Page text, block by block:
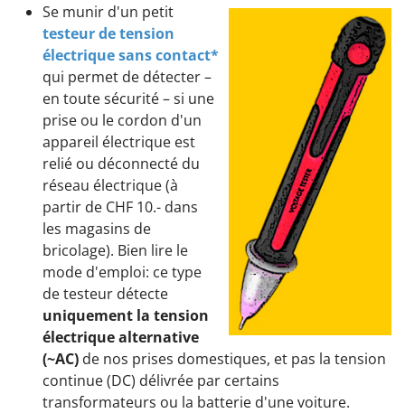
Se munir d'un petit
testeur de tension
électrique sans contact*
qui permet de détecter –
en toute sécurité – si une
prise ou le cordon d'un
appareil électrique est
relié ou déconnecté du
réseau électrique (à
partir de CHF 10.- dans
les magasins de
bricolage). Bien lire le
mode d'emploi: ce type
de testeur détecte
uniquement la tension
électrique alternative
(~AC) de nos prises domestiques, et pas la tension
continue (DC) délivrée par certains
transformateurs ou la batterie d'une voiture.